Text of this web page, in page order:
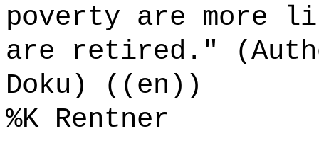
poverty are more
are retired."
Doku) ((en))
%K Rentner